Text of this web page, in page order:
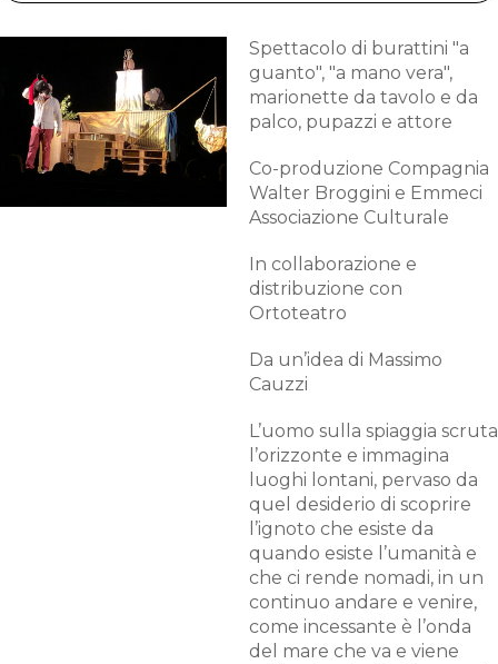
Spettacolo di burattini "a
guanto", "a mano vera",
marionette da tavolo e da
palco, pupazzi e attore
Co-produzione Compagnia
Walter Broggini e Emmeci
Associazione Culturale
In collaborazione e
distribuzione con
Ortoteatro
Da un’idea di Massimo
Cauzzi
L’uomo sulla spiaggia scruta
l’orizzonte e immagina
luoghi lontani, pervaso da
quel desiderio di scoprire
l’ignoto che esiste da
quando esiste l’umanità e
che ci rende nomadi, in un
continuo andare e venire,
come incessante è l’onda
del mare che va e viene